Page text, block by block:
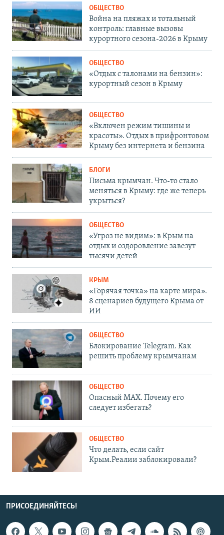
ОБЩЕСТВО
Война на пляжах и тотальный
контроль: главные вызовы
курортного сезона-2026 в Крыму
ОБЩЕСТВО
«Отдых с талонами на бензин»:
курортный сезон в Крыму
ОБЩЕСТВО
«Включен режим тишины и
красоты». Отдых в прифронтовом
Крыму без интернета и бензина
БЛОГИ
Письма крымчан. Что-то стало
меняться в Крыму: где же теперь
укрыться?
ОБЩЕСТВО
«Угроз не видим»: в Крым на
отдых и оздоровление завезут
тысячи детей
КРЫМ
«Горячая точка» на карте мира».
8 сценариев будущего Крыма от
ИИ
ОБЩЕСТВО
Блокирование Telegram. Как
решить проблему крымчанам
ОБЩЕСТВО
Опасный MAX. Почему его
следует избегать?
ОБЩЕСТВО
Что делать, если сайт
Крым.Реалии заблокировали?
ПРИСОЕДИНЯЙТЕСЬ!